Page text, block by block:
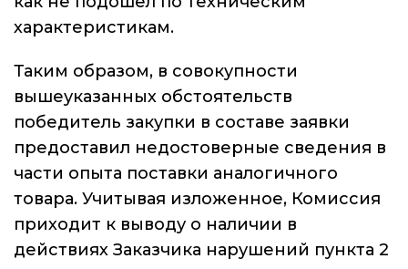
характеристикам.
Таким образом, в совокупности
вышеуказанных обстоятельств
победитель закупки в составе заявки
предоставил недостоверные сведения в
части опыта поставки аналогичного
товара. Учитывая изложенное, Комиссия
приходит к выводу о наличии в
действиях Заказчика нарушений пункта 2